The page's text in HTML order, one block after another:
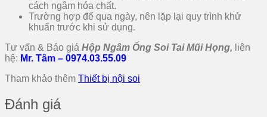
cách ngâm hóa chất.
Trường hợp để qua ngày, nên lặp lại quy trình khử
khuẩn trước khi sử dụng.
Tư vấn & Báo giá Hộp Ngâm Ống Soi Tai Mũi Họng, liên
hệ: Mr. Tâm – 0974.03.55.09
Tham khảo thêm Thiết bị nội soi
Đánh giá